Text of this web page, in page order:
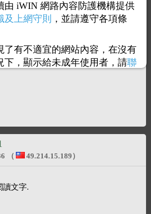
... 6 7 8 9 10 >>
（ 101.12.162.39）
（ 49.214.15.189）
讀文字.
由 iWIN 網路內容防護機構提供
及上網守則
，並請遵守各項條
了有不適宜的網站內容，在沒有
下，顯示給未成年使用者，請聯
謝您的合作。